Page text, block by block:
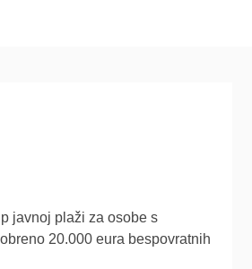
javnoj plaži za osobe s
20.000 eura bespovratnih